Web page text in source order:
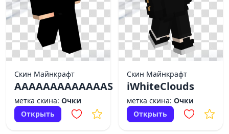
Скин Майнкрафт
AAAAAAAAAAAAAS
метка скина: Очки
Открыть
Скин Майнкрафт
iWhiteClouds
метка скина: Очки
Открыть